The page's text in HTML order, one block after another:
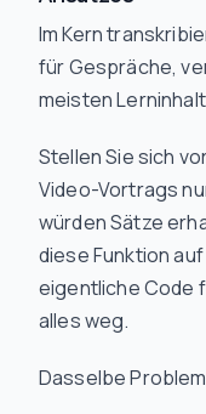
Im Kern
für Gespräche,
meisten
Stellen Sie sich
Video-Vortrags
würden Sätze
diese Funktion
eigentliche Code
alles weg.
Dasselbe